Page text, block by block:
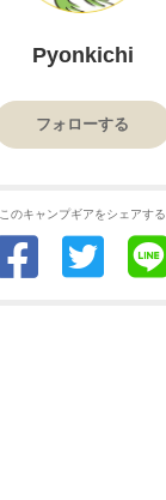
Pyonkichi
フォローする
このキャンプギアをシェアする